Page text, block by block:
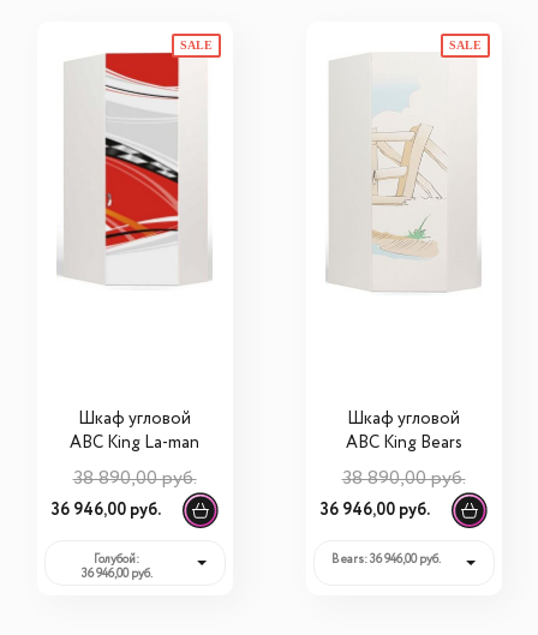
SALE
Шкаф угловой
ABC King La-man
38 890,00 руб.
36 946,00 руб.
Голубой:
36 946,00 руб.
SALE
Шкаф угловой
ABC King Bears
38 890,00 руб.
36 946,00 руб.
Bears: 36 946,00 руб.